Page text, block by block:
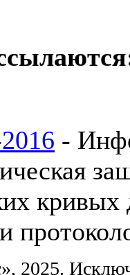
-
2025.